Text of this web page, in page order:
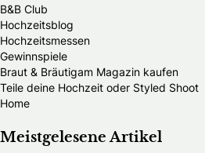
B&B Club
Hochzeitsblog
Hochzeitsmessen
Gewinnspiele
Braut & Bräutigam Magazin kaufen
Teile deine Hochzeit oder Styled Shoot
Home
Meistgelesene Artikel